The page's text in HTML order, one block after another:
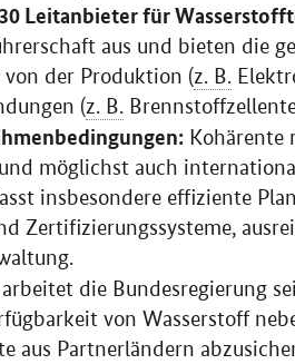
Leitanbieter für
aus und bieten die
der Produktion (z. B.
(z. B.
Kohärente
möglichst auch
insbesondere effiziente
Zertifizierungssysteme,
die Bundesregierung
von Wasserstoff
aus Partnerländern